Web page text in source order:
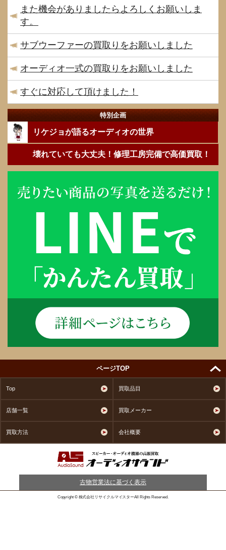
また機会がありましたらよろしくお願いしま
す。
サブウーファーの買取りをお願いしました
オーディオ一式の買取りをお願いしました
すぐに対応して頂けました！
特別企画
リケジョが語るオーディオの世界
壊れていても大丈夫！修理工房完備で高価買取！
ページTOP
Top 買取品目
店舗一覧 買取メーカー
買取方法 会社概要
古物営業法に基づく表示
Copyright © 株式会社リサイクルマイスターAll Rights Reserved.